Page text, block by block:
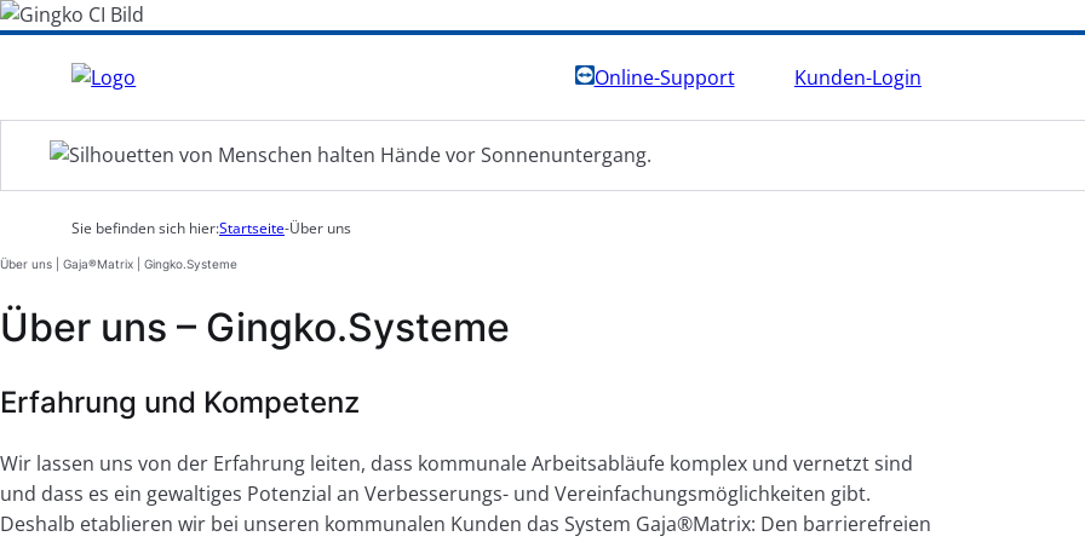
Online-Support Kunden-Login
Sie befinden sich hier:Startseite-Über uns
Über uns | Gaja®Matrix | Gingko.Systeme
Über uns – Gingko.Systeme
Erfahrung und Kompetenz
Wir lassen uns von der Erfahrung leiten, dass kommunale Arbeitsabläufe komplex und vernetzt sind
und dass es ein gewaltiges Potenzial an Verbesserungs- und Vereinfachungsmöglichkeiten gibt.
Deshalb etablieren wir bei unseren kommunalen Kunden das System Gaja®Matrix: Den barrierefreien